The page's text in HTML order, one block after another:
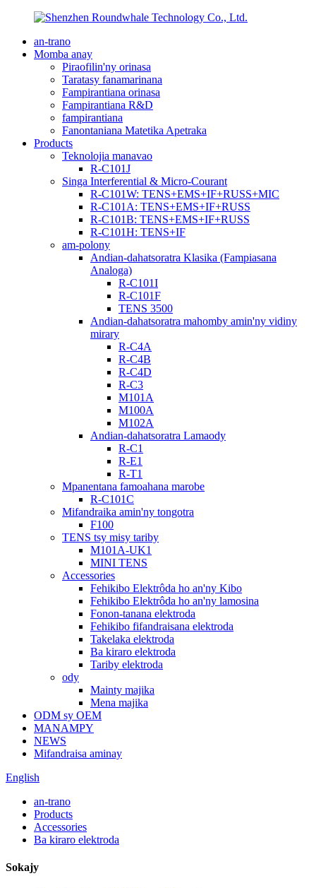
an-trano
Momba anay
Piraofilin'ny orinasa
Taratasy fanamarinana
Fampirantiana orinasa
Fampirantiana R&D
fampirantiana
Fanontaniana Matetika Apetraka
Products
Teknolojia manavao
R-C101J
Singa Interferential & Micro-Courant
R-C101W: TENS+EMS+IF+RUSS+MIC
R-C101A: TENS+EMS+IF+RUSS
R-C101B: TENS+EMS+IF+RUSS
R-C101H: TENS+IF
am-polony
Andian-dahatsoratra Klasika (Fampiasana
Analoga)
R-C101I
R-C101F
TENS 3500
Andian-dahatsoratra mahomby amin'ny vidiny
mirary
R-C4A
R-C4B
R-C4D
R-C3
M101A
M100A
M102A
Andian-dahatsoratra Lamaody
R-C1
R-E1
R-T1
Mpanentana famoahana marobe
R-C101C
Mifandraika amin'ny tongotra
F100
TENS tsy misy tariby
M101A-UK1
MINI TENS
Accessories
Fehikibo Elektrôda ho an'ny Kibo
Fehikibo Elektrôda ho an'ny lamosina
Fonon-tanana elektroda
Fehikibo fifandraisana elektroda
Takelaka elektroda
Ba kiraro elektroda
Tariby elektroda
ody
Mainty majika
Mena majika
ODM sy OEM
MANAMPY
NEWS
Mifandraisa aminay
English
an-trano
Products
Accessories
Ba kiraro elektroda
Sokajy